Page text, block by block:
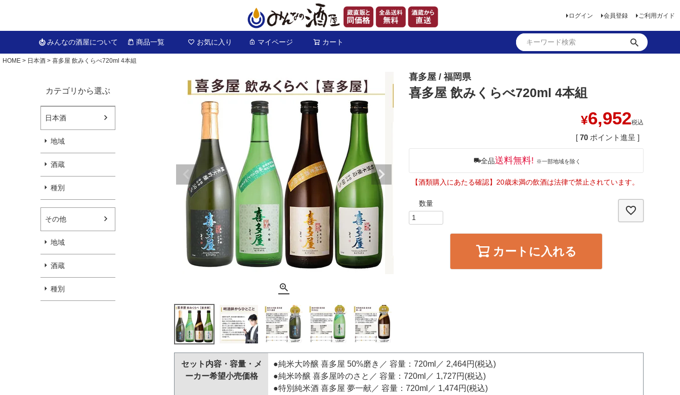
ログイン 会員登録 ご利用ガイド
みんなの酒屋について 商品一覧 お気に入り マイページ カート
HOME 日本酒 喜多屋 飲みくらべ720ml 4本組
カテゴリから選ぶ
日本酒
地域
酒蔵
種別
その他
地域
酒蔵
種別
喜多屋 / 福岡県
喜多屋 飲みくらべ720ml 4本組
¥6,952税込
[ 70 ポイント進呈 ]
全品送料無料! ※一部地域を除く
【酒類購入にあたる確認】20歳未満の飲酒は法律で禁止されています。
カートに入れる
セット内容・容量・メ
ーカー希望小売価格
●純米大吟醸 喜多屋 50%磨き／ 容量：720ml／ 2,464円(税込)
●純米吟醸 喜多屋吟のさと／ 容量：720ml／ 1,727円(税込)
●特別純米酒 喜多屋 夢一献／ 容量：720ml／ 1,474円(税込)